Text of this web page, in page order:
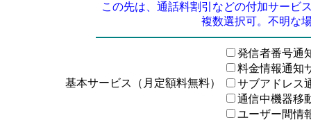
この先は、通話料割引などの付加サービ
複数選択可。不明な
基本サービス（月定額料無料）
発信者番号通
料金情報通知
サブアドレス
通信中機器移
ユーザー間情